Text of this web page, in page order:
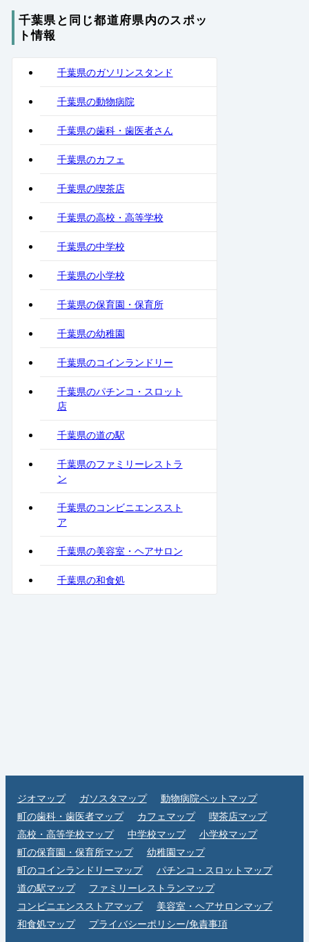
千葉県と同じ都道府県内のスポッ
ト情報
千葉県のガソリンスタンド
千葉県の動物病院
千葉県の歯科・歯医者さん
千葉県のカフェ
千葉県の喫茶店
千葉県の高校・高等学校
千葉県の中学校
千葉県の小学校
千葉県の保育園・保育所
千葉県の幼稚園
千葉県のコインランドリー
千葉県のパチンコ・スロット
店
千葉県の道の駅
千葉県のファミリーレストラ
ン
千葉県のコンビニエンススト
ア
千葉県の美容室・ヘアサロン
千葉県の和食処
ジオマップ ガソスタマップ
動物病院ペットマップ
町の歯科・歯医者マップ
カフェマップ
喫茶店マップ
高校・高等学校マップ
中学校マップ
小学校マップ
町の保育園・保育所マップ
幼稚園マップ
町のコインランドリーマップ
パチンコ・スロットマップ
道の駅マップ
ファミリーレストランマップ
コンビニエンスストアマップ
美容室・ヘアサロンマップ
和食処マップ
プライバシーポリシー/免責事項